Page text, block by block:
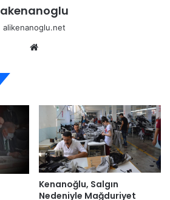
akenanoglu
alikenanoglu.net
Kenanoğlu, Salgın
Nedeniyle Mağduriyet